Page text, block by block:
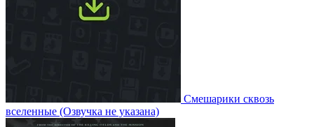
Смешарики сквозь
вселенные (Озвучка не указана)